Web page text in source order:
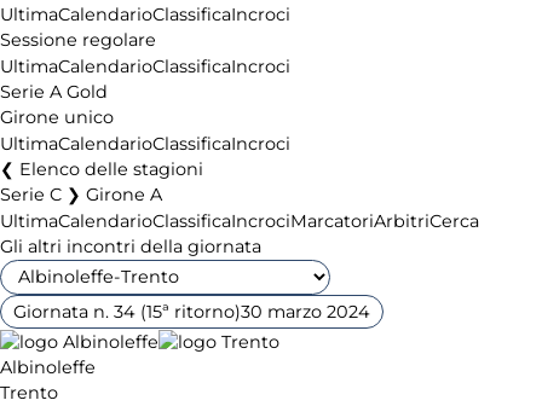
UltimaCalendarioClassificaIncroci
Sessione regolare
UltimaCalendarioClassificaIncroci
Serie A Gold
Girone unico
UltimaCalendarioClassificaIncroci
Elenco delle stagioni
Serie C ❯ Girone A
UltimaCalendarioClassificaIncrociMarcatoriArbitriCerca
Gli altri incontri della giornata
Giornata n. 34 (15ª ritorno)30 marzo 2024
Albinoleffe
Trento